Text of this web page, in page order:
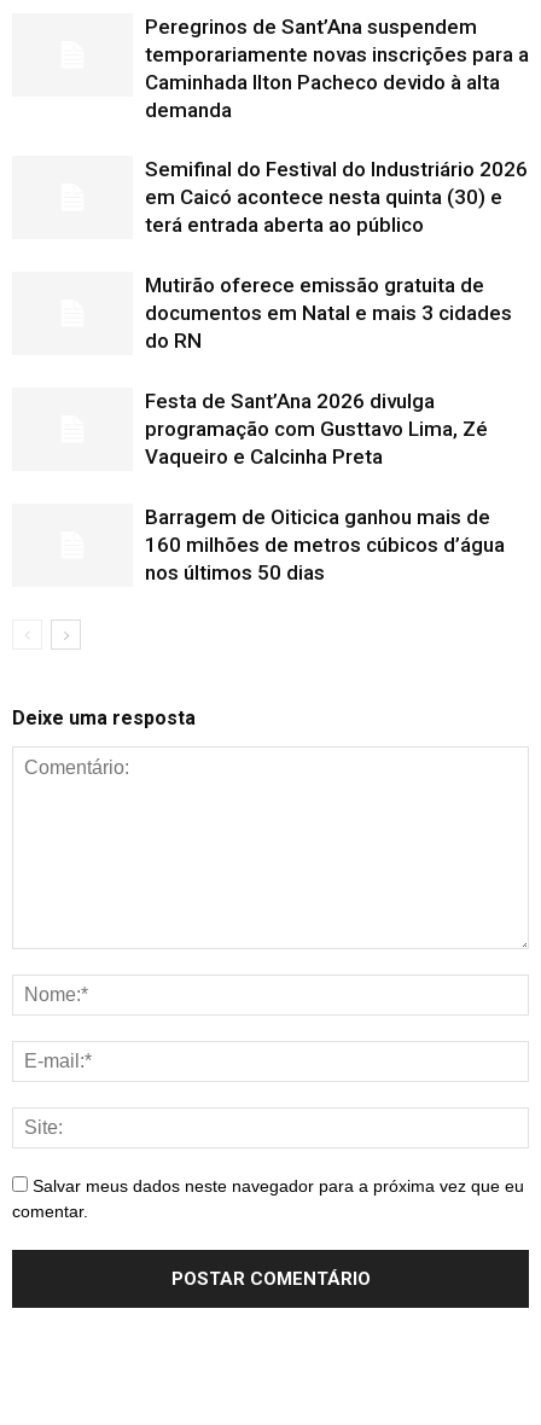
Peregrinos de Sant’Ana suspendem
temporariamente novas inscrições para a
Caminhada Ilton Pacheco devido à alta
demanda
Semifinal do Festival do Industriário 2026
em Caicó acontece nesta quinta (30) e
terá entrada aberta ao público
Mutirão oferece emissão gratuita de
documentos em Natal e mais 3 cidades
do RN
Festa de Sant’Ana 2026 divulga
programação com Gusttavo Lima, Zé
Vaqueiro e Calcinha Preta
Barragem de Oiticica ganhou mais de
160 milhões de metros cúbicos d’água
nos últimos 50 dias
Deixe uma resposta
Salvar meus dados neste navegador para a próxima vez que eu
comentar.